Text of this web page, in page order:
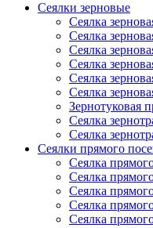
Сеялки зерновые
Сеялка
Сеялка
Сеялка
Сеялка
Сеялка
Сеялка
Зернотуковая
Сеялка
Сеялка
Сеялки прямого
Сеялка
Сеялка
Сеялка
Сеялка
Сеялка